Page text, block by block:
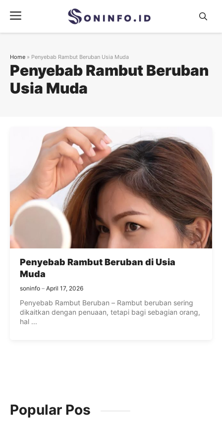
content
Menu
Penyebab Rambut Beruban
Usia Muda
Home » Penyebab Rambut Beruban Usia Muda
Penyebab Rambut Beruban di Usia
Muda
soninfo April 17, 2026
Penyebab Rambut Beruban – Rambut beruban sering
dikaitkan dengan penuaan, tetapi bagi sebagian orang,
hal ...
Popular Pos